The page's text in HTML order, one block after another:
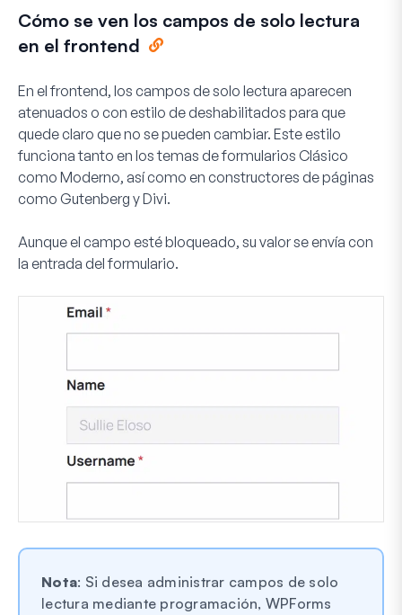
Cómo se ven los campos de solo lectura
en el frontend
En el frontend, los campos de solo lectura aparecen
atenuados o con estilo de deshabilitados para que
quede claro que no se pueden cambiar. Este estilo
funciona tanto en los temas de formularios Clásico
como Moderno, así como en constructores de páginas
como Gutenberg y Divi.
Aunque el campo esté bloqueado, su valor se envía con
la entrada del formulario.
Nota: Si desea administrar campos de solo
lectura mediante programación, WPForms